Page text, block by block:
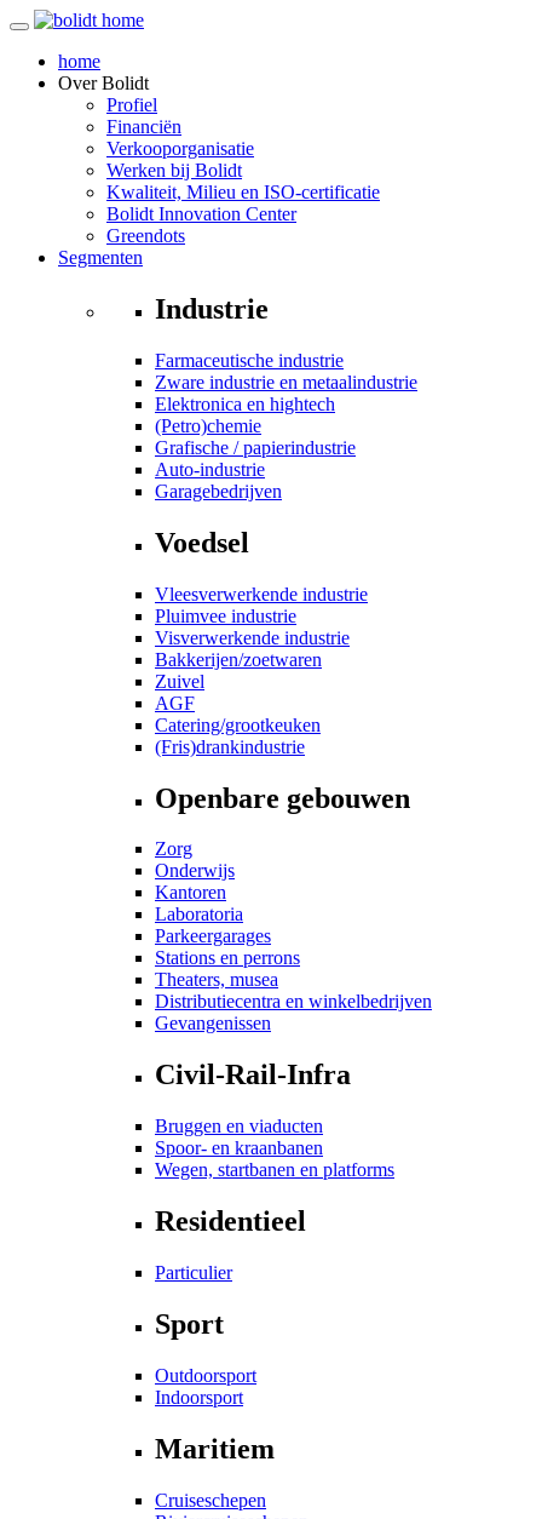
home
OverBolidt
Profiel
Financiën
Verkooporganisatie
Werken bij Bolidt
Kwaliteit, Milieu en ISO-certificatie
Bolidt Innovation Center
Greendots
Segmenten
Industrie
Farmaceutische industrie
Zware industrie en metaalindustrie
Elektronica en hightech
(Petro)chemie
Grafische / papierindustrie
Auto-industrie
Garagebedrijven
Voedsel
Vleesverwerkende industrie
Pluimvee industrie
Visverwerkende industrie
Bakkerijen/zoetwaren
Zuivel
AGF
Catering/grootkeuken
(Fris)drankindustrie
Openbare gebouwen
Zorg
Onderwijs
Kantoren
Laboratoria
Parkeergarages
Stations en perrons
Theaters, musea
Distributiecentra en winkelbedrijven
Gevangenissen
Civil-Rail-Infra
Bruggen en viaducten
Spoor- en kraanbanen
Wegen, startbanen en platforms
Residentieel
Particulier
Sport
Outdoorsport
Indoorsport
Maritiem
Cruiseschepen